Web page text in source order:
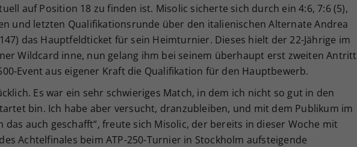
auf Position 18 zu finden ist. Misolic sicherte sich durch ein 4:6, 7:6 (5),
und letzten Qualifikationsrunde über den italienischen Alternate Andrea
das Hauptfeldticket für sein Heimturnier. Dieses hielt der 22-Jährige im
Wildcard inne, nun gelang ihm bei seinem überhaupt erst zweiten Antritt
Event aus eigener Kraft die Qualifikation für den Hauptbewerb.
Es war ein sehr schwieriges Match, in dem ich nicht so gut in den
bin. Ich habe aber versucht, dranzubleiben, und mit dem Publikum im
das auch geschafft“, freute sich Misolic, der bereits in dieser Woche mit
Achtelfinales beim ATP-250-Turnier in Stockholm aufsteigende